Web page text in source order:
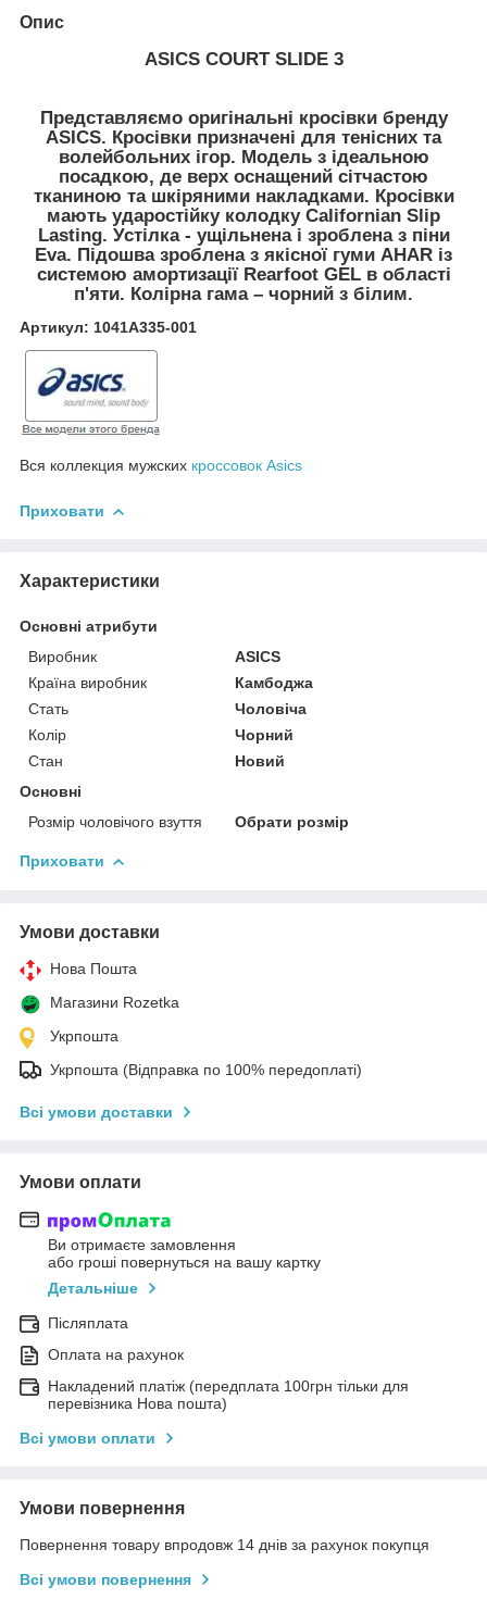
Опис
ASICS COURT SLIDE 3
Представляємо оригінальні кросівки бренду
ASICS. Кросівки призначені для тенісних та
волейбольних ігор. Модель з ідеальною
посадкою, де верх оснащений сітчастою
тканиною та шкіряними накладками. Кросівки
мають ударостійку колодку Californian Slip
Lasting. Устілка - ущільнена і зроблена з піни
Eva. Підошва зроблена з якісної гуми AHAR із
системою амортизації Rearfoot GEL в області
п'яти. Колірна гама – чорний з білим.
Артикул: 1041A335-001
Вся коллекция мужских кроссовок Asics
Приховати
Характеристики
Основні атрибути
Виробник
ASICS
Країна виробник
Камбоджа
Стать
Чоловіча
Колір
Чорний
Стан
Новий
Основні
Розмір чоловічого взуття
Обрати розмір
Приховати
Умови доставки
Нова Пошта
Магазини Rozetka
Укрпошта
Укрпошта (Відправка по 100% передоплаті)
Всі умови доставки
Умови оплати
Ви отримаєте замовлення
або гроші повернуться на вашу картку
Детальніше
Післяплата
Оплата на рахунок
Накладений платіж (передплата 100грн тільки для
перевізника Нова пошта)
Всі умови оплати
Умови повернення
Повернення товару впродовж 14 днів за рахунок покупця
Всі умови повернення